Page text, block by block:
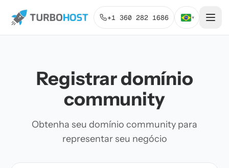
+1 360 282 1686 ▾
Registrar domínio
community
Obtenha seu domínio community para
representar seu negócio